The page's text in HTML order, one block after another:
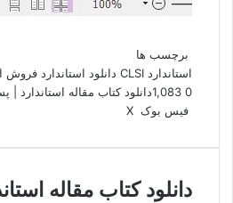
برچسب ها
استاندارد CLSI
دانلود استاندارد فروش
دانلود کتاب مقاله
0
فیس بوک X
از
دانلود کتاب مقاله